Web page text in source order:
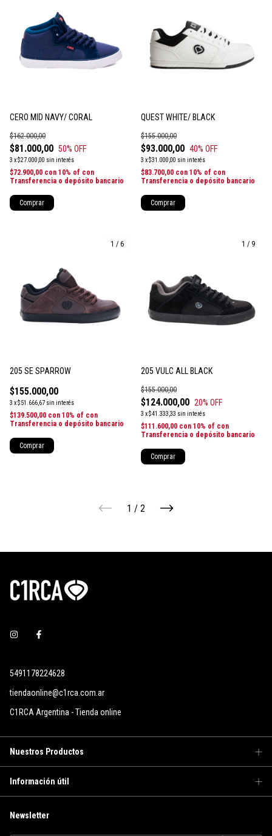
CERO MID NAVY/ CORAL
$81.000,00
$162.000,00
50% OFF
3 x$27.000,00 sin interés
$72.900,00 con 10% of con
Transferencia o depósito bancario
Comprar
QUEST WHITE/ BLACK
$93.000,00
$155.000,00
40% OFF
3 x$31.000,00 sin interés
$83.700,00 con 10% of con
Transferencia o depósito bancario
Comprar
1 / 6
205 SE SPARROW
$155.000,00
3 x$51.666,67 sin interés
$139.500,00 con 10% of con
Transferencia o depósito bancario
Comprar
1 / 9
205 VULC ALL BLACK
$124.000,00
$155.000,00
20% OFF
3 x$41.333,33 sin interés
$111.600,00 con 10% of con
Transferencia o depósito bancario
Comprar
1 / 2
5491178224628
tiendaonline@c1rca.com.ar
C1RCA Argentina - Tienda online
Nuestros Productos
Información útil
Newsletter